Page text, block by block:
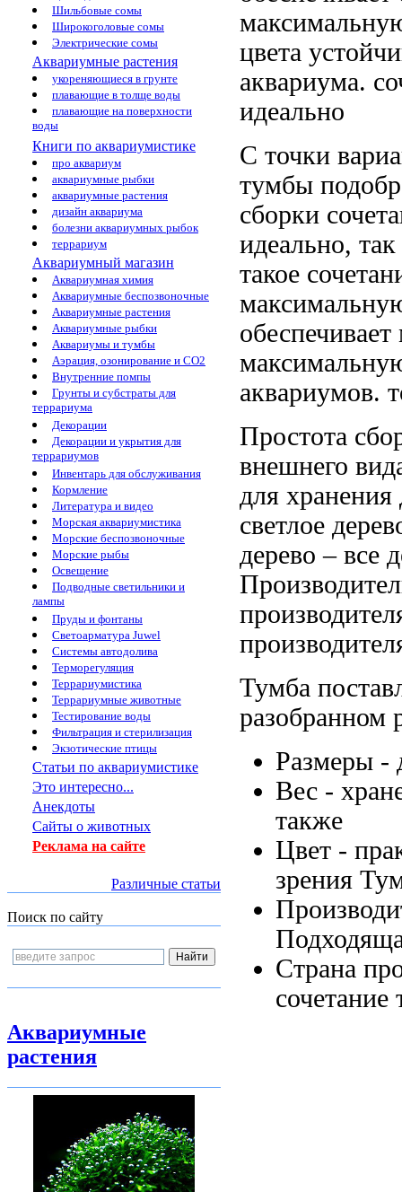
Шильбовые сомы
Широкоголовые сомы
Электрические сомы
Аквариумные растения
укореняющиеся в грунте
плавающие в толще воды
плавающие на поверхности
воды
Книги по аквариумистике
про аквариум
аквариумные рыбки
аквариумные растения
дизайн аквариума
болезни аквариумных рыбок
террариум
Аквариумный магазин
Аквариумная химия
Аквариумные беспозвоночные
Аквариумные растения
Аквариумные рыбки
Аквариумы и тумбы
Аэрация, озонирование и CO2
Внутренние помпы
Грунты и субстраты для
террариума
Декорации
Декорации и укрытия для
террариумов
Инвентарь для обслуживания
Кормление
Литература и видео
Морская аквариумистика
Морские беспозвоночные
Морские рыбы
Освещение
Подводные светильники и
лампы
Пруды и фонтаны
Светоарматура Juwel
Системы автодолива
Терморегуляция
Террариумистика
Террариумные животные
Тестирование воды
Фильтрация и стерилизация
Экзотические птицы
Статьи по аквариумистике
Это интересно...
Анекдоты
Сайты о животных
Реклама на сайте
Различные статьи
Поиск по сайту
Аквариумные
растения
цвета
аквариума.
идеально
С точки
тумбы
сборки
идеально, так
такое
аквариумов.
Простота
внешнего
для хранения
светлое
дерево – все
Тумба
разобранном
Размеры -
Вес -
также
Цвет -
зрения
Страна
сочетание